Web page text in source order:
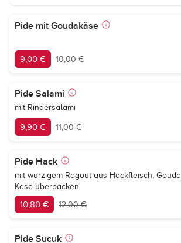
Pide mit Goudakäse
9,00 € 10,00 €
Pide Salami
mit Rindersalami
9,90 € 11,00 €
Pide Hack
mit würzigem Ragout aus Hackfleisch, Gouda
Käse überbacken
10,80 € 12,00 €
Pide Sucuk